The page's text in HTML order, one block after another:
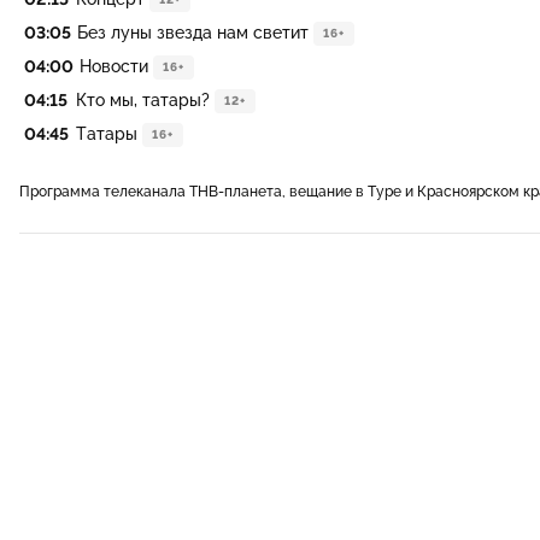
03:05 Без луны звезда нам светит 16+
04:00 Новости 16+
04:15 Кто мы, татары? 12+
04:45 Татары 16+
Программа телеканала ТНВ-планета, вещание в Туре и Красноярском